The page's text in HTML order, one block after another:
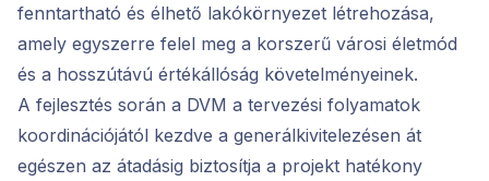
fenntartható és élhető lakókörnyezet létrehozása,
amely egyszerre felel meg a korszerű városi életmód
és a hosszútávú értékállóság követelményeinek.
A fejlesztés során a DVM a tervezési folyamatok
koordinációjától kezdve a generálkivitelezésen át
egészen az átadásig biztosítja a projekt hatékony